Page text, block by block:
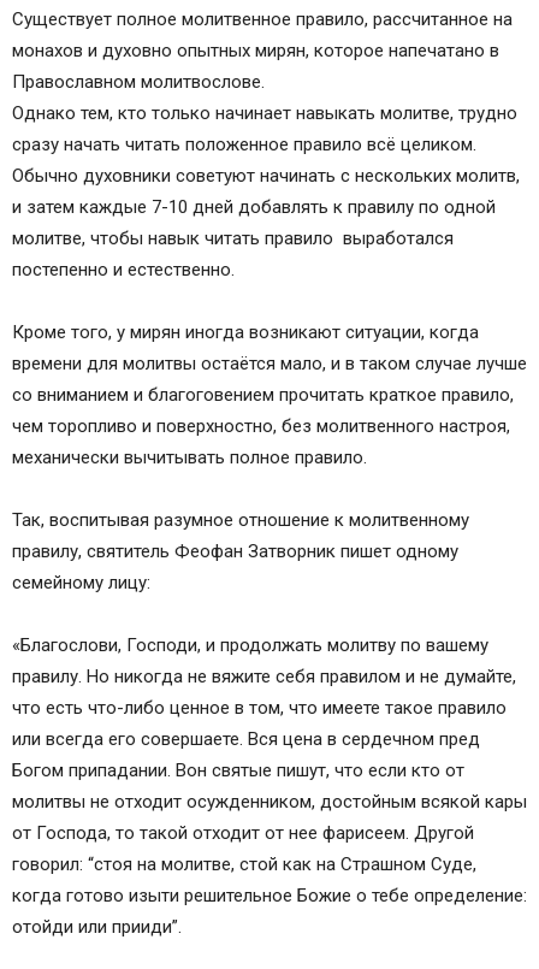
Существует полное молитвенное правило, рассчитанное на
монахов и духовно опытных мирян, которое напечатано в
Православном молитвослове.
Однако тем, кто только начинает навыкать молитве, трудно
сразу начать читать положенное правило всё целиком.
Обычно духовники советуют начинать с нескольких молитв,
и затем каждые 7-10 дней добавлять к правилу по одной
молитве, чтобы навык читать правило выработался
постепенно и естественно.
Кроме того, у мирян иногда возникают ситуации, когда
времени для молитвы остаётся мало, и в таком случае лучше
со вниманием и благоговением прочитать краткое правило,
чем торопливо и поверхностно, без молитвенного настроя,
механически вычитывать полное правило.
Так, воспитывая разумное отношение к молитвенному
правилу, святитель Феофан Затворник пишет одному
семейному лицу:
«Благослови, Господи, и продолжать молитву по вашему
правилу. Но никогда не вяжите себя правилом и не думайте,
что есть что-либо ценное в том, что имеете такое правило
или всегда его совершаете. Вся цена в сердечном пред
Богом припадании. Вон святые пишут, что если кто от
молитвы не отходит осужденником, достойным всякой кары
от Господа, то такой отходит от нее фарисеем. Другой
говорил: “стоя на молитве, стой как на Страшном Суде,
когда готово изыти решительное Божие о тебе определение:
отойди или прииди”.